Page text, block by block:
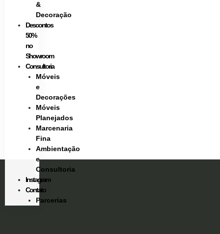
&
Decoração
Descontos
50%
no
Showroom
Consultoria
Móveis
e
Decorações
Móveis
Planejados
Marcenaria
Fina
Ambientação
e
Consultoria
Instagram
Contato
Parcerias